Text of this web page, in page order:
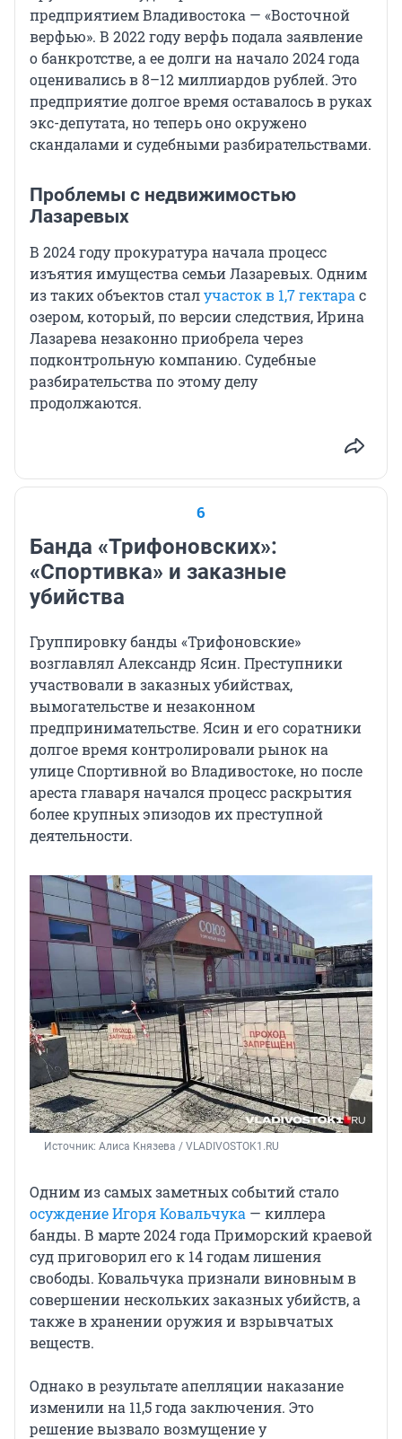
предприятием Владивостока — «Восточной
верфью». В 2022 году верфь подала заявление
о банкротстве, а ее долги на начало 2024 года
оценивались в 8–12 миллиардов рублей. Это
предприятие долгое время оставалось в руках
экс-депутата, но теперь оно окружено
скандалами и судебными разбирательствами.
Проблемы с недвижимостью
Лазаревых
В 2024 году прокуратура начала процесс
изъятия имущества семьи Лазаревых. Одним
из таких объектов сталучасток в 1,7 гектарас
озером, который, по версии следствия, Ирина
Лазарева незаконно приобрела через
подконтрольную компанию. Судебные
разбирательства по этому делу
продолжаются.
6
Банда «Трифоновских»:
«Спортивка» и заказные
убийства
Группировку банды «Трифоновские»
возглавлял Александр Ясин. Преступники
участвовали в заказных убийствах,
вымогательстве и незаконном
предпринимательстве. Ясин и его соратники
долгое время контролировали рынок на
улице Спортивной во Владивостоке, но после
ареста главаря начался процесс раскрытия
более крупных эпизодов их преступной
деятельности.
Источник: Алиса Князева / VLADIVOSTOK1.RU
Одним из самых заметных событий стало
осуждение Игоря Ковальчука — киллера
банды. В марте 2024 года Приморский краевой
суд приговорил его к 14 годам лишения
свободы. Ковальчука признали виновным в
совершении нескольких заказных убийств, а
также в хранении оружия и взрывчатых
веществ.
Однако в результате апелляции наказание
изменили на 11,5 года заключения. Это
решение вызвало возмущение у